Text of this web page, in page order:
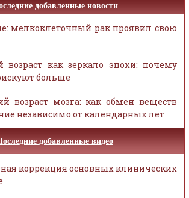
добавленные новости
мелкоклеточный рак проявил свою
возраст как зеркало эпохи: почему
больше
возраст мозга: как обмен веществ
независимо от календарных лет
добавленные видео
коррекция основных клинических